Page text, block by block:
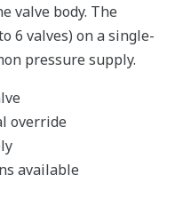
valve body. The
6 valves) on a single-
pressure supply.
override
available